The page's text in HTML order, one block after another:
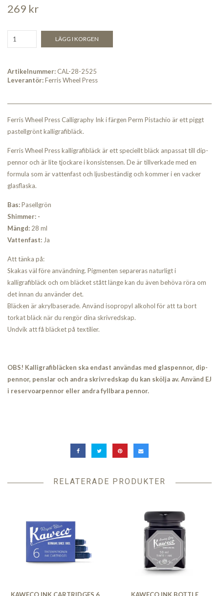
269 kr
LÄGG I KORGEN
Artikelnummer:CAL-28-2525
Leverantör:Ferris Wheel Press
Ferris Wheel Press Calligraphy Ink i färgen Perm Pistachio är ett piggt
pastellgrönt kalligrafibläck.
Ferris Wheel Press kalligrafibläck är ett speciellt bläck anpassat till dip-
pennor och är lite tjockare i konsistensen. De är tillverkade med en
formula som är vattenfast och ljusbeständig och kommer i en vacker
glasflaska.
Bas:Pasellgrön
Shimmer: -
Mängd: 28 ml
Vattenfast: Ja
Att tänka på:
Skakas väl före användning. Pigmenten separeras naturligt i
kalligrafibläck och om bläcket stått länge kan du även behöva röra om
det innan du använder det.
Bläcken är akrylbaserade. Använd isopropyl alkohol för att ta bort
torkat bläck när du rengör dina skrivredskap.
Undvik att få bläcket på textilier.
OBS! Kalligrafibläcken ska endast användas med glaspennor, dip-
pennor, penslar och andra skrivredskap du kan skölja av. Använd EJ
i reservoarpennor eller andra fyllbara pennor.
RELATERADE PRODUKTER